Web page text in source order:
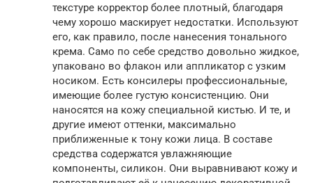
текстуре корректор более плотный, благодаря
чему хорошо маскирует недостатки. Используют
его, как правило, после нанесения тонального
крема. Само по себе средство довольно жидкое,
упаковано во флакон или аппликатор с узким
носиком. Есть консилеры профессиональные,
имеющие более густую консистенцию. Они
наносятся на кожу специальной кистью. И те, и
другие имеют оттенки, максимально
приближенные к тону кожи лица. В составе
средства содержатся увлажняющие
компоненты, силикон. Они выравнивают кожу и